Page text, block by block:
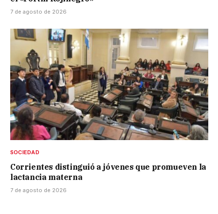
7 de agosto de 2026
SOCIEDAD
Corrientes distinguió a jóvenes que promueven la
lactancia materna
7 de agosto de 2026